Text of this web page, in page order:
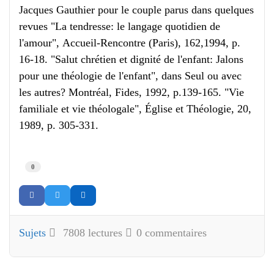
Jacques Gauthier pour le couple parus dans quelques
revues "La tendresse: le langage quotidien de
l'amour", Accueil-Rencontre (Paris), 162,1994, p.
16-18. "Salut chrétien et dignité de l'enfant: Jalons
pour une théologie de l'enfant", dans Seul ou avec
les autres? Montréal, Fides, 1992, p.139-165. "Vie
familiale et vie théologale", Église et Théologie, 20,
1989, p. 305-331.
0
Sujets 7808 lectures 0 commentaires